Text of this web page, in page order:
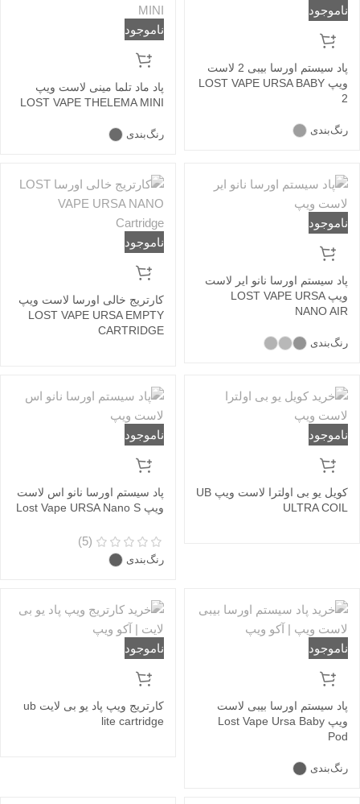
ناموجود
پاد سیستم اورسا بیبی 2 لاست
ویپ LOST VAPE URSA BABY
2
رنگ‌بندی
ناموجود
پاد ماد تلما مینی لاست ویپ
LOST VAPE THELEMA MINI
رنگ‌بندی
ناموجود
پاد سیستم اورسا نانو ایر لاست
ویپ LOST VAPE URSA
NANO AIR
رنگ‌بندی
ناموجود
کارتریج خالی اورسا لاست ویپ
LOST VAPE URSA EMPTY
CARTRIDGE
ناموجود
کویل یو بی اولترا لاست ویپ UB
ULTRA COIL
ناموجود
پاد سیستم اورسا نانو اس لاست
ویپ Lost Vape URSA Nano S
(5)
رنگ‌بندی
ناموجود
پاد سیستم اورسا بیبی لاست
ویپ Lost Vape Ursa Baby
Pod
رنگ‌بندی
ناموجود
کارتریج ویپ پاد یو بی لایت ub
lite cartridge